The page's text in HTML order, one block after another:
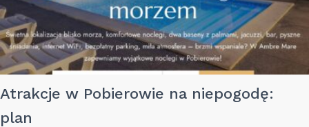
Atrakcje w Pobierowie na niepogodę:
plan